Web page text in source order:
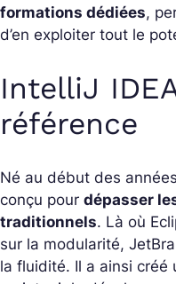
formations dédiées,
d’en exploiter tout le
IntelliJ
référence
Né au début des
conçu pour dépasser
traditionnels. Là où
sur la modularité,
la fluidité. Il a ainsi créé